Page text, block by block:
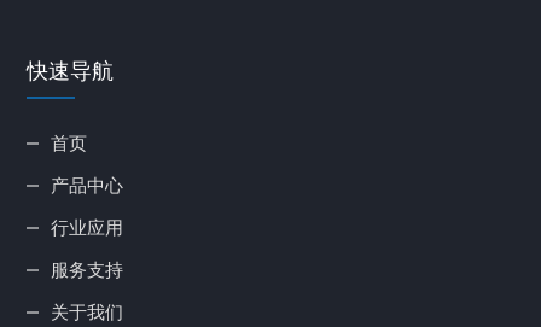
快速导航
首页
产品中心
行业应用
服务支持
关于我们